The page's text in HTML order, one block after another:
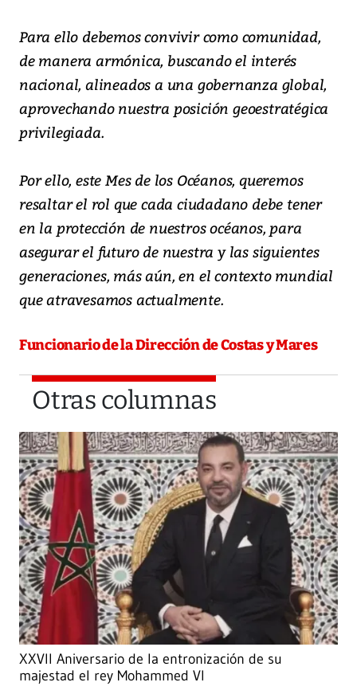
Para ello debemos convivir como comunidad,
de manera armónica, buscando el interés
nacional, alineados a una gobernanza global,
aprovechando nuestra posición geoestratégica
privilegiada.
Por ello, este Mes de los Océanos, queremos
resaltar el rol que cada ciudadano debe tener
en la protección de nuestros océanos, para
asegurar el futuro de nuestra y las siguientes
generaciones, más aún, en el contexto mundial
que atravesamos actualmente.
Funcionario de la Dirección de Costas y Mares
Otras columnas
XXVII Aniversario de la entronización de su
majestad el rey Mohammed VI